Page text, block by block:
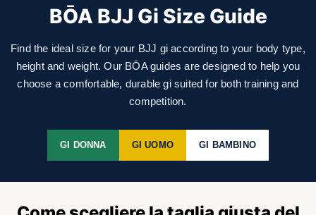
BŌA BJJ Gi Size Guide
Find the ideal size for your BJJ gi according to your body type,
height and weight. Our BŌA guides are designed to help you
choose a comfortable, durable gi suited for both training and
competition.
GI DONNA GI UOMO GI BAMBINO